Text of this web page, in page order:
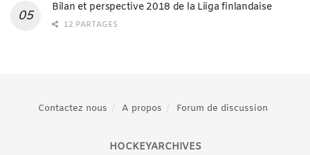
Bilan et perspective 2018 de la Liiga finlandaise
12 PARTAGES
Contactez nous A propos Forum de discussion
HOCKEYARCHIVES